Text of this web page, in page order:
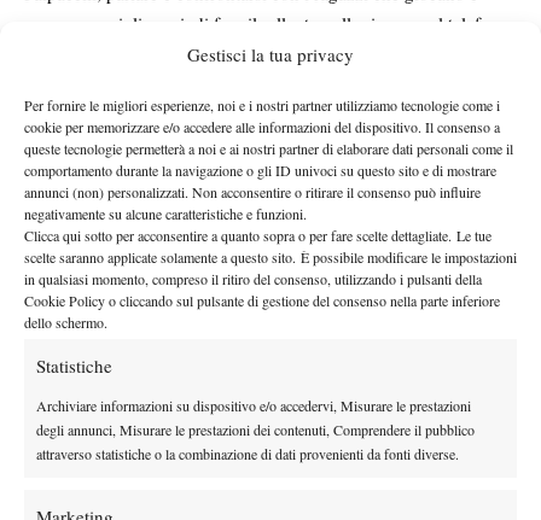
Gestisci la tua privacy
Per fornire le migliori esperienze, noi e i nostri partner utilizziamo tecnologie come i
cookie per memorizzare e/o accedere alle informazioni del dispositivo. Il consenso a
queste tecnologie permetterà a noi e ai nostri partner di elaborare dati personali come il
comportamento durante la navigazione o gli ID univoci su questo sito e di mostrare
annunci (non) personalizzati. Non acconsentire o ritirare il consenso può influire
negativamente su alcune caratteristiche e funzioni.
Clicca qui sotto per acconsentire a quanto sopra o per fare scelte dettagliate. Le tue
scelte saranno applicate solamente a questo sito. È possibile modificare le impostazioni
in qualsiasi momento, compreso il ritiro del consenso, utilizzando i pulsanti della
Cookie Policy o cliccando sul pulsante di gestione del consenso nella parte inferiore
dello schermo.
Statistiche
Archiviare informazioni su dispositivo e/o accedervi, Misurare le prestazioni
degli annunci, Misurare le prestazioni dei contenuti, Comprendere il pubblico
attraverso statistiche o la combinazione di dati provenienti da fonti diverse.
provano a migliorarsi, di fare il rallenty nelle riprese col telefono
per capire quali movimenti si sono cambiati per migliorare un
Insomma grazie al tennis per esistere, grazie Spaziotennis per
parlarcene, grazie ad Alessandro Nizegorodcew per
commentarcelo! Un augurio particolare voglio farlo ai ragazzi/e
che giocano, ci provano: non abbiate la fissazione del primo
punto ATP, continuate, insistete, divertitevi, avrete tanti ricordi da
commentare, tante emozioni da raccontare.
Nel mentre l’ “Aragone de noartri”, il buon Edi Zanetti vincendo
il suo ennesimo 3a categoria è diventato 2,8, la sua perseveranza
e la sua voglia, nonostante le sue difficoltà, gli hanno fatto
che per lui, e per me, è eccezionale.